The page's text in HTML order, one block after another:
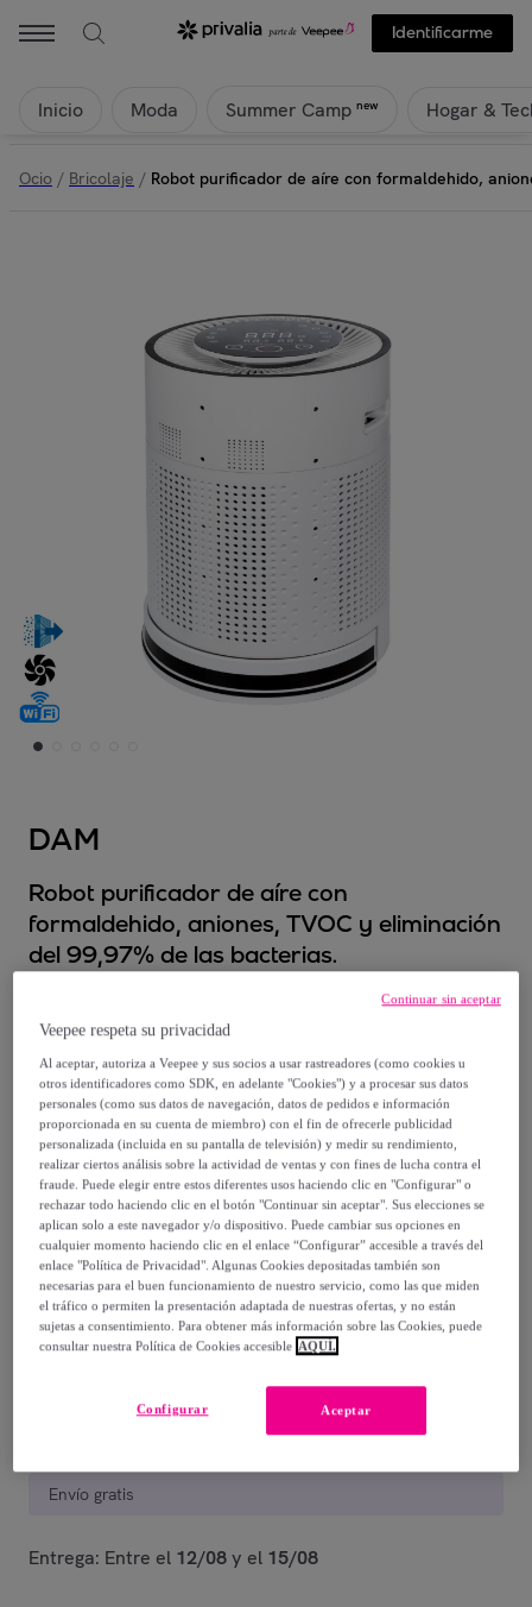
Identificarme
Inicio Moda Summer Camp new Hogar &
Ocio / Bricolaje / Robot purificador de aíre con formaldehido,
DAM
Robot purificador de aíre con
formaldehido, aniones, TVOC y eliminación
del 99,97% de las bacterias.
376, 99 €
1199,00 €
-68%
Posible recogida de tu antiguo producto,ver condiciones
Vendido porEMPRENDIMIENTOS URBANOS
Último producto
Envío gratis
Entrega: Entre el 12/08y el 15/08
Veepee respeta su privacidad
Al aceptar, autoriza a Veepee y sus socios a usar rastreadores (como cookies u
otros identificadores como SDK, en adelante "Cookies") y a procesar sus datos
personales (como sus datos de navegación, datos de pedidos e información
proporcionada en su cuenta de miembro) con el fin de ofrecerle publicidad
personalizada (incluida en su pantalla de televisión) y medir su rendimiento,
realizar ciertos análisis sobre la actividad de ventas y con fines de lucha contra el
fraude. Puede elegir entre estos diferentes usos haciendo clic en "Configurar" o
rechazar todo haciendo clic en el botón "Continuar sin aceptar". Sus elecciones se
aplican solo a este navegador y/o dispositivo. Puede cambiar sus opciones en
cualquier momento haciendo clic en el enlace “Configurar” accesible a través del
enlace "Política de Privacidad". Algunas Cookies depositadas también son
necesarias para el buen funcionamiento de nuestro servicio, como las que miden
el tráfico o permiten la presentación adaptada de nuestras ofertas, y no están
sujetas a consentimiento. Para obtener más información sobre las Cookies, puede
consultar nuestra Política de Cookies accesible AQUÍ.
Aceptar
Configurar
Continuar sin aceptar